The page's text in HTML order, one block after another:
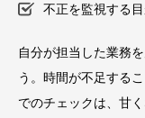
不正を監視する
自分が担当した業務
う。時間が不足する
でのチェックは、甘